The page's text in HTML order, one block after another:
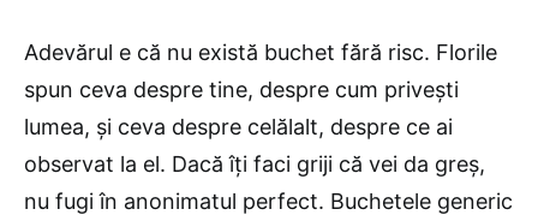
Adevărul e că nu există buchet fără risc. Florile
spun ceva despre tine, despre cum privești
lumea, și ceva despre celălalt, despre ce ai
observat la el. Dacă îți faci griji că vei da greș,
nu fugi în anonimatul perfect. Buchetele generic